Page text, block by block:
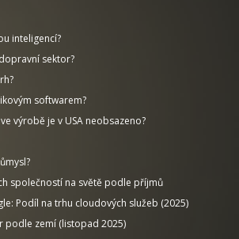
inteligencí?
sektor?
softwarem?
výrobě je v USA neobsazeno?
společností na světě podle příjmů
Podíl na trhu cloudových služeb (2025)
podle zemí (listopad 2025)